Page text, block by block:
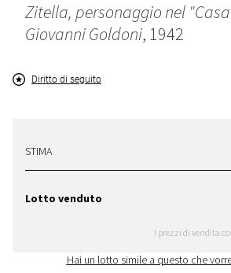
Zitella, personaggio nel
Giovanni Goldoni, 1942
Diritto di seguito
STIMA
Lotto venduto
I prezzi di vendita
Hai un lotto simile a questo che